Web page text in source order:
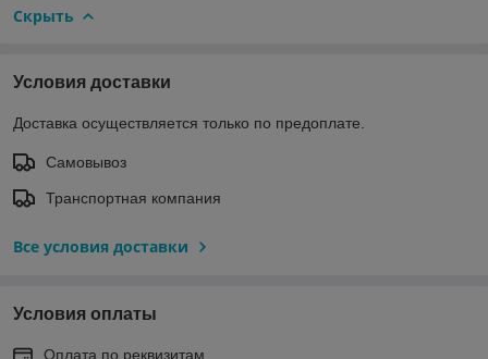
Скрыть
Условия доставки
Доставка осуществляется только по предоплате.
Самовывоз
Транспортная компания
Все условия доставки
Условия оплаты
Оплата по реквизитам